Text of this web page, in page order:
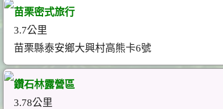
苗栗密式旅行
3.7公里
苗栗縣泰安鄉大興村高熊卡6號
鑽石林露營區
3.78公里